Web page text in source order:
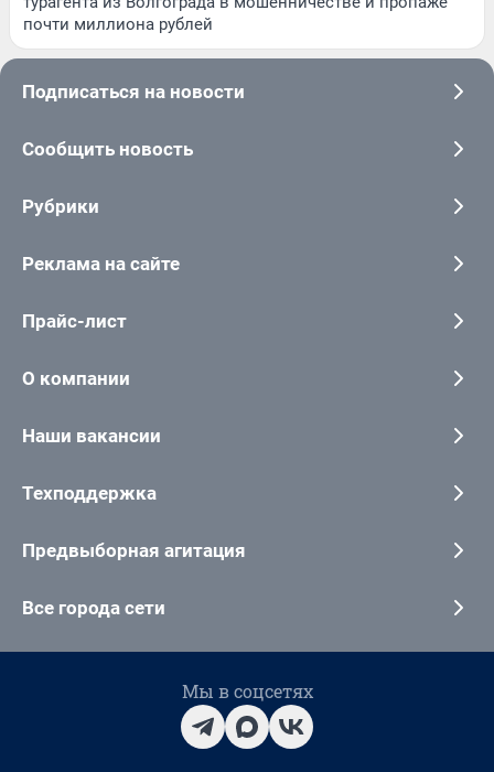
почти миллиона рублей
Подписаться на новости
Сообщить новость
Рубрики
Реклама на сайте
Прайс-лист
О компании
Наши вакансии
Техподдержка
Предвыборная агитация
Все города сети
Мы в соцсетях